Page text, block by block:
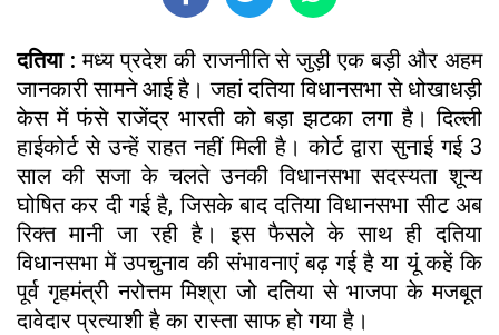
दतिया :मध्य प्रदेश की राजनीति से जुड़ी एक बड़ी और अहम
जानकारी सामने आई है। जहां दतिया विधानसभा से धोखाधड़ी
केस में फंसे राजेंद्र भारती को बड़ा झटका लगा है। दिल्ली
हाईकोर्ट से उन्हें राहत नहीं मिली है। कोर्ट द्वारा सुनाई गई 3
साल की सजा के चलते उनकी विधानसभा सदस्यता शून्य
घोषित कर दी गई है, जिसके बाद दतिया विधानसभा सीट अब
रिक्त मानी जा रही है। इस फैसले के साथ ही दतिया
विधानसभा में उपचुनाव की संभावनाएं बढ़ गई है या यूं कहें कि
पूर्व गृहमंत्री नरोत्तम मिश्रा जो दतिया से भाजपा के मजबूत
दावेदार प्रत्याशी है का रास्ता साफ हो गया है।